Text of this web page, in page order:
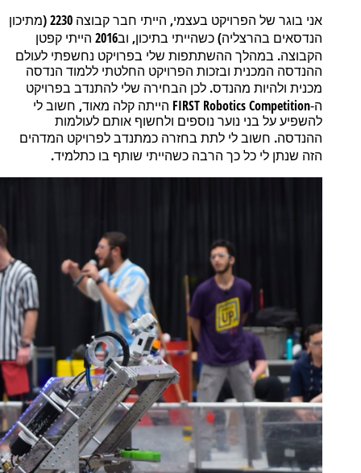
אני בוגר של הפרויקט בעצמי, הייתי חבר קבוצה
מתיכון
הנדסאים בהרצליה) כשהייתי בתיכון, וב2016 הייתי קפטן
הקבוצה. במהלך ההשתתפות שלי בפרויקט נחשפתי לעולם
ההנדסה המכנית ובזכות הפרויקט החלטתי ללמוד הנדסה
מכנית ולהיות מהנדס. לכן הבחירה שלי להתנדב בפרויקט
ה-FIRST Robotics Competition הייתה קלה מאוד, חשוב לי
להשפיע על בני נוער נוספים ולחשוף אותם לעולמות
ההנדסה. חשוב לי לתת בחזרה כמתנדב לפרויקט המדהים
הזה שנתן לי כל כך הרבה כשהייתי שותף בו כתלמיד.